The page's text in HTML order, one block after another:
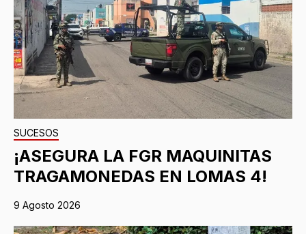
SUCESOS
¡ASEGURA LA FGR MAQUINITAS
TRAGAMONEDAS EN LOMAS 4!
9 Agosto 2026